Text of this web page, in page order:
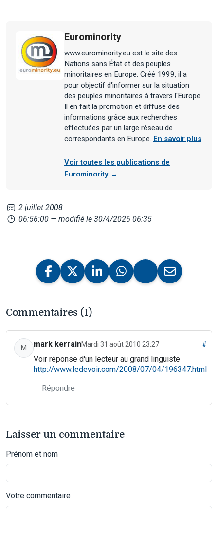
Eurominority
www.eurominority.eu est le site des
Nations sans État et des peuples
minoritaires en Europe. Créé 1999, il a
pour objectif d'informer sur la situation
des peuples minoritaires à travers l'Europe.
Il en fait la promotion et diffuse des
informations grâce aux recherches
effectuées par un large réseau de
correspondants en Europe. En savoir plus
Voir toutes les publications de
Eurominority →
2 juillet 2008
06:56:00 — modifié le 30/4/2026 06:35
Commentaires (1)
M mark kerrainMardi 31 août 2010 23:27 #
Voir réponse d'un lecteur au grand linguiste
http://www.ledevoir.com/2008/07/04/196347.html
Répondre
Laisser un commentaire
Prénom et nom
Votre commentaire